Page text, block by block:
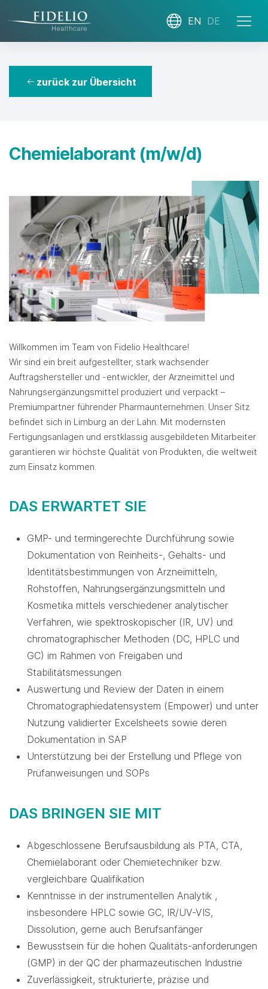
EN DE
zurück zur Übersicht
Chemielaborant (m/w/d)
Willkommen im Team von Fidelio Healthcare!
Wir sind ein breit aufgestellter, stark wachsender
Auftragshersteller und -entwickler, der Arzneimittel und
Nahrungsergänzungsmittel produziert und verpackt –
Premiumpartner führender Pharmaunternehmen. Unser Sitz
befindet sich in Limburg an der Lahn. Mit modernsten
Fertigungsanlagen und erstklassig ausgebildeten Mitarbeiter
garantieren wir höchste Qualität von Produkten, die weltweit
zum Einsatz kommen.
DAS ERWARTET SIE
GMP- und termingerechte Durchführung sowie
Dokumentation von Reinheits-, Gehalts- und
Identitätsbestimmungen von Arzneimitteln,
Rohstoffen, Nahrungsergänzungsmitteln und
Kosmetika mittels verschiedener analytischer
Verfahren, wie spektroskopischer (IR, UV) und
chromatographischer Methoden (DC, HPLC und
GC) im Rahmen von Freigaben und
Stabilitätsmessungen
Auswertung und Review der Daten in einem
Chromatographiedatensystem (Empower) und unter
Nutzung validierter Excelsheets sowie deren
Dokumentation in SAP
Unterstützung bei der Erstellung und Pflege von
Prüfanweisungen und SOPs
DAS BRINGEN SIE MIT
Abgeschlossene Berufsausbildung als PTA, CTA,
Chemielaborant oder Chemietechniker bzw.
vergleichbare Qualifikation
Kenntnisse in der instrumentellen Analytik ,
insbesondere HPLC sowie GC, IR/UV-VIS,
Dissolution, gerne auch Berufsanfänger
Bewusstsein für die hohen Qualitäts-anforderungen
(GMP) in der QC der pharmazeutischen Industrie
Zuverlässigkeit, strukturierte, präzise und